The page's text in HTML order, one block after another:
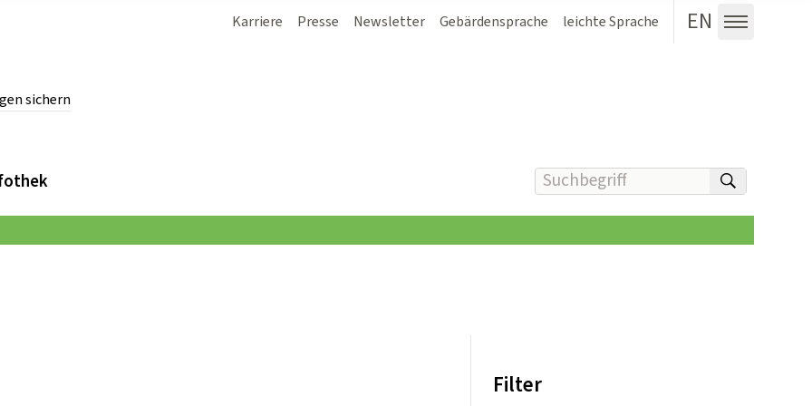
sichern
Karriere Presse Newsletter Gebärdensprache leichte Sprache EN
Menü
Suchbegriff(e) eingeben
Filter